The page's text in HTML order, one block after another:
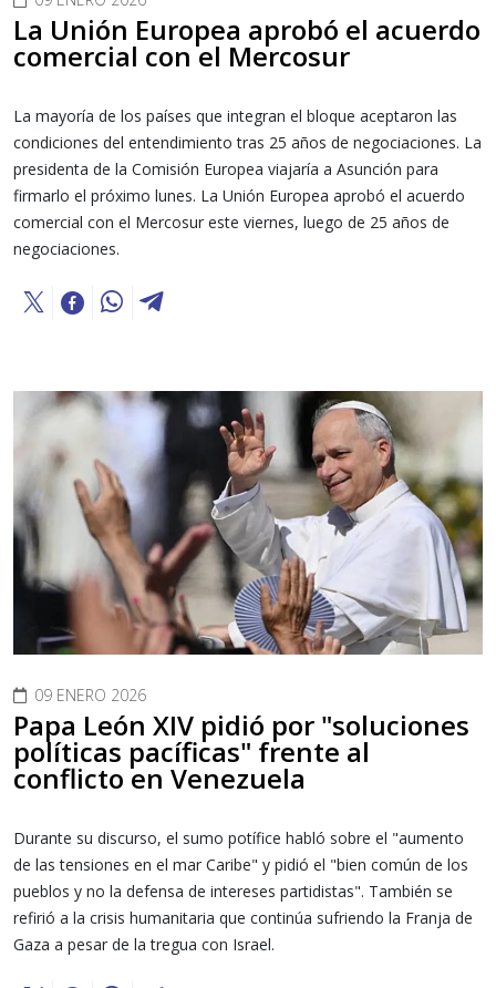
La Unión Europea aprobó el acuerdo
comercial con el Mercosur
La mayoría de los países que integran el bloque aceptaron las
condiciones del entendimiento tras 25 años de negociaciones. La
presidenta de la Comisión Europea viajaría a Asunción para
firmarlo el próximo lunes. La Unión Europea aprobó el acuerdo
comercial con el Mercosur este viernes, luego de 25 años de
negociaciones.
09 ENERO 2026
Papa León XIV pidió por "soluciones
políticas pacíficas" frente al
conflicto en Venezuela
Durante su discurso, el sumo potífice habló sobre el "aumento
de las tensiones en el mar Caribe" y pidió el "bien común de los
pueblos y no la defensa de intereses partidistas". También se
refirió a la crisis humanitaria que continúa sufriendo la Franja de
Gaza a pesar de la tregua con Israel.